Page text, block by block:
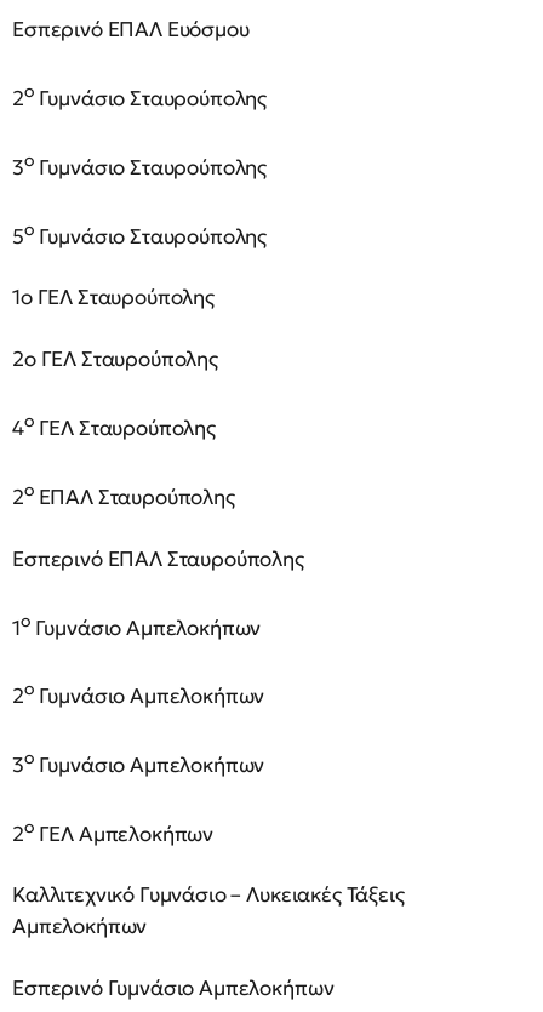
Εσπερινό ΕΠΑΛ Ευόσμου
2οΓυμνάσιο Σταυρούπολης
3οΓυμνάσιο Σταυρούπολης
5οΓυμνάσιο Σταυρούπολης
1ο ΓΕΛ Σταυρούπολης
2ο ΓΕΛ Σταυρούπολης
4οΓΕΛ Σταυρούπολης
2οΕΠΑΛ Σταυρούπολης
Εσπερινό ΕΠΑΛ Σταυρούπολης
1οΓυμνάσιο Αμπελοκήπων
2οΓυμνάσιο Αμπελοκήπων
3οΓυμνάσιο Αμπελοκήπων
2οΓΕΛ Αμπελοκήπων
Καλλιτεχνικό Γυμνάσιο – Λυκειακές Τάξεις
Αμπελοκήπων
Εσπερινό Γυμνάσιο Αμπελοκήπων